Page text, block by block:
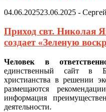
04.06.202523.06.2025 -
Приход свт. Николая
создает «Зеленую
Человек в
единственный сайт в
христианства в решении
размещаются
информация
деятельности.